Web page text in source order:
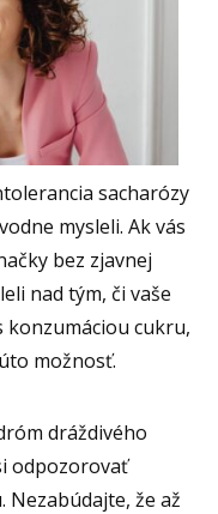
sacharózy
mysleli. Ak vás
bez zjavnej
nad tým, či vaše
cukru,
možnosť.
dráždivého
odpozorovať
Nezabúdajte, že až